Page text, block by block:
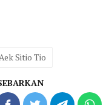
Sitio Tio